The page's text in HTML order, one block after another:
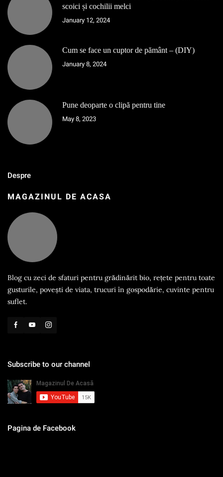
scoici și cochilii melci
January 12, 2024
Cum se face un cuptor de pământ – (DIY)
January 8, 2024
Pune deoparte o clipă pentru tine
May 8, 2023
Despre
MAGAZINUL DE ACASA
Blog cu zeci de sfaturi pentru grădinărit bio, rețete pentru toate
gusturile, povești de viata, trucuri în gospodărie, cuvinte pentru
suflet.
Subscribe to our channel
Pagina de Facebook